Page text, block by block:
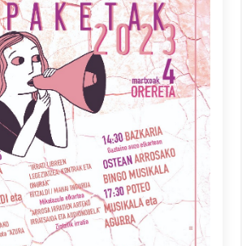
Arrosari buruzko erreportaia
2021/07/16
Berria egunkarian elkarrizketa